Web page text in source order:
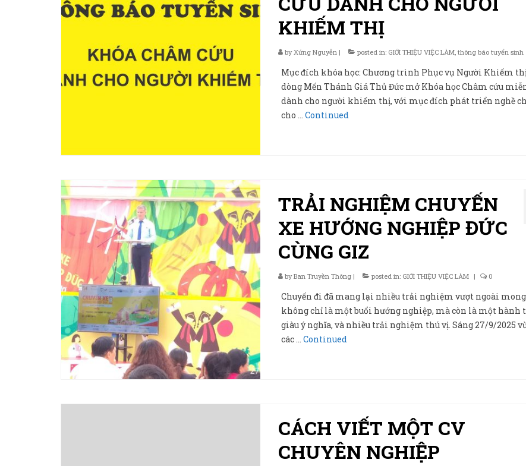
KHIẾM THỊ
byXứng Nguyễn| posted in: GIỚI THIỆU VIỆC LÀM, thông báo tuyển sinh
Mục đích khóa học: Chương trình Phục vụ Người Khiếm
dòng Mến Thánh Giá Thủ Đức mở Khóa học Châm cứu
dành cho người khiếm thị, với mục đích phát triển nghề
cho … Continued
TRẢI NGHIỆM CHUYẾN
XE HƯỚNG NGHIỆP ĐỨC
CÙNG GIZ
byBan Truyền Thông| posted in: GIỚI THIỆU VIỆC LÀM | 0
Chuyến đi đã mang lại nhiều trải nghiệm vượt ngoài mong
không chỉ là một buổi hướng nghiệp, mà còn là một hành
giàu ý nghĩa, và nhiều trải nghiệm thú vị. Sáng 27/9/2025
các … Continued
CÁCH VIẾT MỘT CV
CHUYÊN NGHIỆP